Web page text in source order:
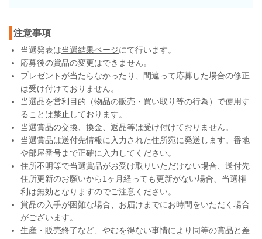
注意事項
当選発表は当選結果ページにて行います。
応募後の賞品の変更はできません。
プレゼントが当たらなかったり、間違って応募した場合の修正
は受け付けておりません。
当選品を営利目的（物品の販売・買い取り等の行為）で使用す
ることは禁止しております。
当選賞品の交換、換金、返品等は受け付けておりません。
当選賞品は送付先情報に入力された住所宛に発送します。番地
や部屋番号まで正確に入力してください。
住所不明等で当選賞品がお受け取りいただけない場合、送付先
住所更新のお願いから1ヶ月経っても更新がない場合、当選権
利は無効となりますのでご注意ください。
賞品の入手が困難な場合、お届けまでにお時間をいただく場合
がございます。
生産・販売終了など、やむを得ない事情により同等の賞品と差